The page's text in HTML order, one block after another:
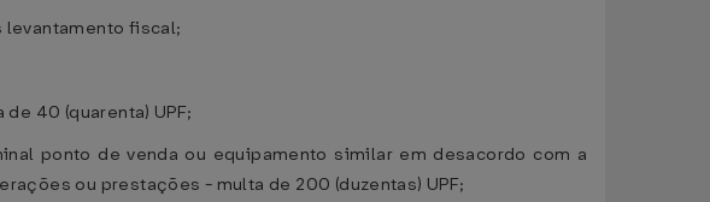
levantamento fiscal;
40 (quarenta) UPF;
ponto de venda ou equipamento similar em desacordo com a
ou prestações - multa de 200 (duzentas) UPF;